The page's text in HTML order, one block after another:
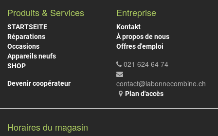
Produits & Services
STARTSEITE
Réparations
Occasions
Appareils neufs
SHOP
Devenir coopérateur
Entreprise
Kontakt
À propos de nous
Offres d'emploi
021 624 64 74
contact@labonnecombine.ch
Plan d'accès
Horaires du magasin